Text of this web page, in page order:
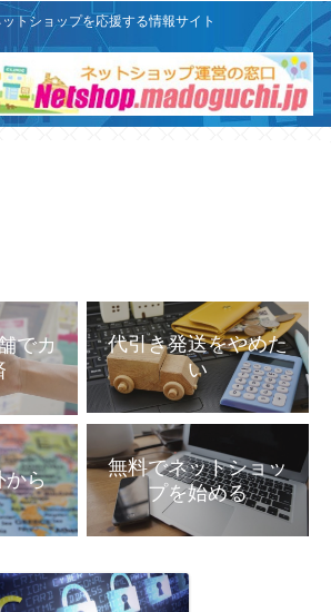
トはプロモーションを含みます
トショップを応援する情報サイト
でカ
代引き発送をやめた
い
から
無料でネットショッ
プを始める